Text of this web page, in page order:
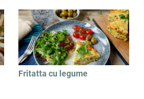
Fritatta cu legume